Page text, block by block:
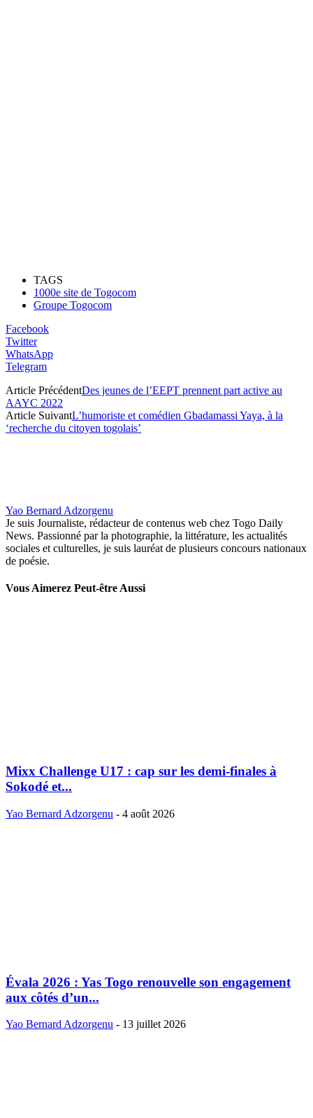
TAGS
1000e site de Togocom
Groupe Togocom
Facebook
Twitter
WhatsApp
Telegram
Article PrécédentDes jeunes de l’EEPT prennent part active au
AAYC 2022
Article SuivantL’humoriste et comédien Gbadamassi Yaya, à la
‘recherche du citoyen togolais’
Yao Bernard Adzorgenu
Je suis Journaliste, rédacteur de contenus web chez Togo Daily
News. Passionné par la photographie, la littérature, les actualités
sociales et culturelles, je suis lauréat de plusieurs concours nationaux
de poésie.
Vous Aimerez Peut-être Aussi
Mixx Challenge U17 : cap sur les demi-finales à
Sokodé et...
Yao Bernard Adzorgenu - 4 août 2026
Évala 2026 : Yas Togo renouvelle son engagement
aux côtés d’un...
Yao Bernard Adzorgenu - 13 juillet 2026